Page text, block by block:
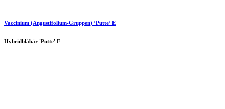
Vaccinium (Angustifolium-Gruppen) ’Putte’ E
Hybridblåbär 'Putte' E